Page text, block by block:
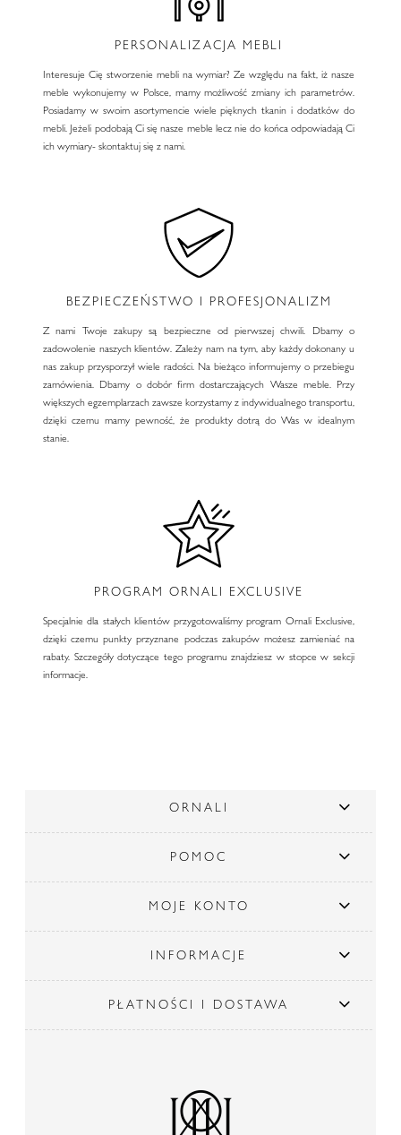
PERSONALIZACJA MEBLI
Interesuje Cię stworzenie mebli na wymiar? Ze względu na fakt, iż nasze
meble wykonujemy w Polsce, mamy możliwość zmiany ich parametrów.
Posiadamy w swoim asortymencie wiele pięknych tkanin i dodatków do
mebli. Jeżeli podobają Ci się nasze meble lecz nie do końca odpowiadają Ci
ich wymiary- skontaktuj się z nami.
BEZPIECZEŃSTWO I PROFESJONALIZM
Z nami Twoje zakupy są bezpieczne od pierwszej chwili. Dbamy o
zadowolenie naszych klientów. Zależy nam na tym, aby każdy dokonany u
nas zakup przysporzył wiele radości. Na bieżąco informujemy o przebiegu
zamówienia. Dbamy o dobór firm dostarczających Wasze meble. Przy
większych egzemplarzach zawsze korzystamy z indywidualnego transportu,
dzięki czemu mamy pewność, że produkty dotrą do Was w idealnym
stanie.
PROGRAM ORNALI EXCLUSIVE
Specjalnie dla stałych klientów przygotowaliśmy program Ornali Exclusive,
dzięki czemu punkty przyznane podczas zakupów możesz zamieniać na
rabaty. Szczegóły dotyczące tego programu znajdziesz w stopce w sekcji
informacje.
ORNALI
POMOC
MOJE KONTO
INFORMACJE
PŁATNOŚCI I DOSTAWA